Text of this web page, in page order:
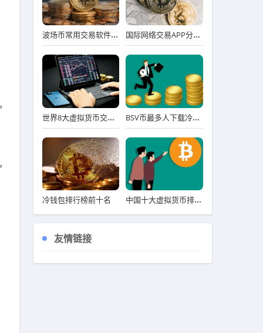
波场币常用交易软件排行榜 国际网络交易APP分享_十大实用靠谱国际网络交易APP市场占有率排名
世界8大虚拟货币交易所排行榜 八大虚拟货币交易平台排名 BSV币最多人下载冷钱包用户量排名 BSV币冷钱包名气最大iOS排行榜
冷钱包排行榜前十名 中国十大虚拟货币排名 前十详解
友情链接